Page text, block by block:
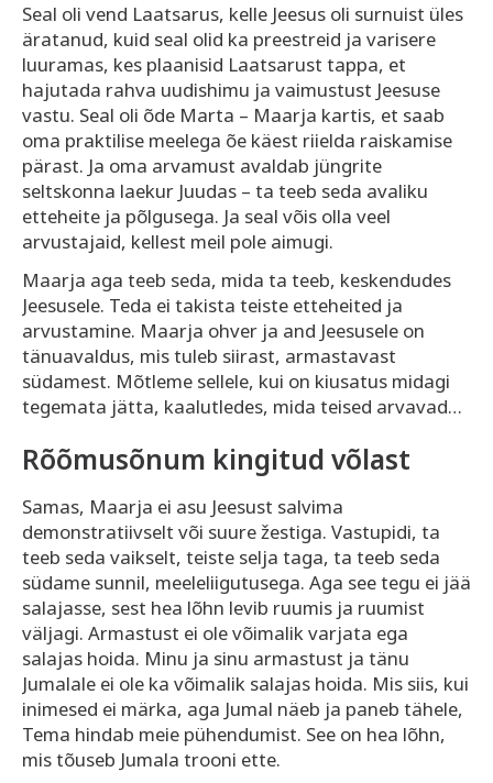
Seal oli vend Laatsarus, kelle Jeesus oli surnuist üles
äratanud, kuid seal olid ka preestreid ja varisere
luuramas, kes plaanisid Laatsarust tappa, et
hajutada rahva uudishimu ja vaimustust Jeesuse
vastu. Seal oli õde Marta – Maarja kartis, et saab
oma praktilise meelega õe käest riielda raiskamise
pärast. Ja oma arvamust avaldab jüngrite
seltskonna laekur Juudas – ta teeb seda avaliku
etteheite ja põlgusega. Ja seal võis olla veel
arvustajaid, kellest meil pole aimugi.
Maarja aga teeb seda, mida ta teeb, keskendudes
Jeesusele. Teda ei takista teiste etteheited ja
arvustamine. Maarja ohver ja and Jeesusele on
tänuavaldus, mis tuleb siirast, armastavast
südamest. Mõtleme sellele, kui on kiusatus midagi
tegemata jätta, kaalutledes, mida teised arvavad…
Rõõmusõnum kingitud võlast
Samas, Maarja ei asu Jeesust salvima
demonstratiivselt või suure žestiga. Vastupidi, ta
teeb seda vaikselt, teiste selja taga, ta teeb seda
südame sunnil, meeleliigutusega. Aga see tegu ei jää
salajasse, sest hea lõhn levib ruumis ja ruumist
väljagi. Armastust ei ole võimalik varjata ega
salajas hoida. Minu ja sinu armastust ja tänu
Jumalale ei ole ka võimalik salajas hoida. Mis siis, kui
inimesed ei märka, aga Jumal näeb ja paneb tähele,
Tema hindab meie pühendumist. See on hea lõhn,
mis tõuseb Jumala trooni ette.